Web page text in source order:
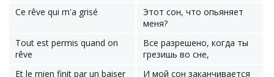
Ce rêve qui m'a grisé
Этот сон, что опьяняет
меня?
Tout est permis quand on
rêve
Все разрешено, когда ты
грезишь во сне,
Et le mien finit par un baiser
И мой сон заканчивается